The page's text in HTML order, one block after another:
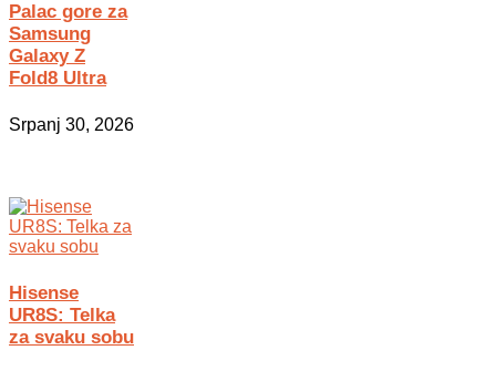
Palac gore za
Samsung
Galaxy Z
Fold8 Ultra
Srpanj 30, 2026
Hisense
UR8S: Telka
za svaku sobu